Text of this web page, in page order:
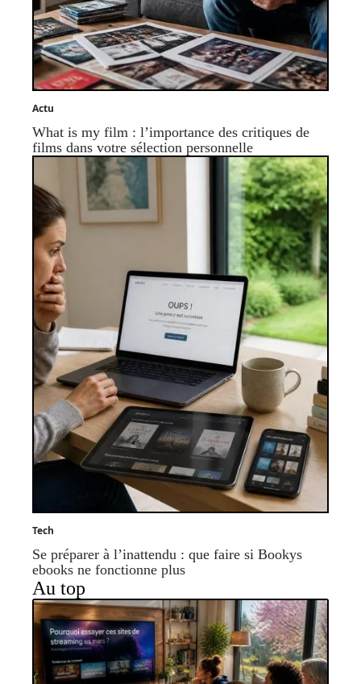
Actu
What is my film : l’importance des critiques de
films dans votre sélection personnelle
Tech
Se préparer à l’inattendu : que faire si Bookys
ebooks ne fonctionne plus
Au top